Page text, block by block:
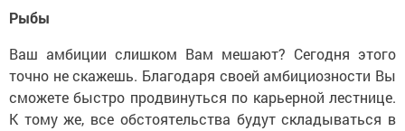
Рыбы
Ваш амбиции слишком Вам мешают? Сегодня этого
точно не скажешь. Благодаря своей амбициозности Вы
сможете быстро продвинуться по карьерной лестнице.
К тому же, все обстоятельства будут складываться в